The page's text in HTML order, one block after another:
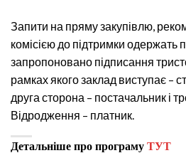
Запити на пряму закупівлю,
комісією до підтримки одержать
запропоновано підписання
рамках якого заклад виступає –
друга сторона – постачальник і
Відродження – платник.
Детальніше про програму ТУТ